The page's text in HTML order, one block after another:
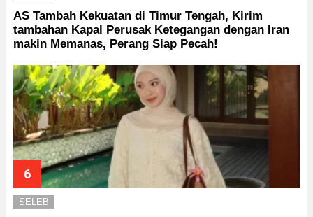
AS Tambah Kekuatan di Timur Tengah, Kirim
tambahan Kapal Perusak Ketegangan dengan Iran
makin Memanas, Perang Siap Pecah!
SELEB